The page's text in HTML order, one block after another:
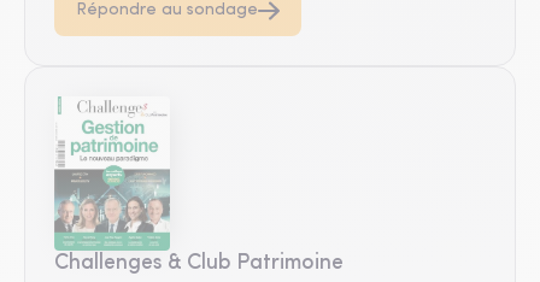
Répondre au sondage
Challenges & Club Patrimoine